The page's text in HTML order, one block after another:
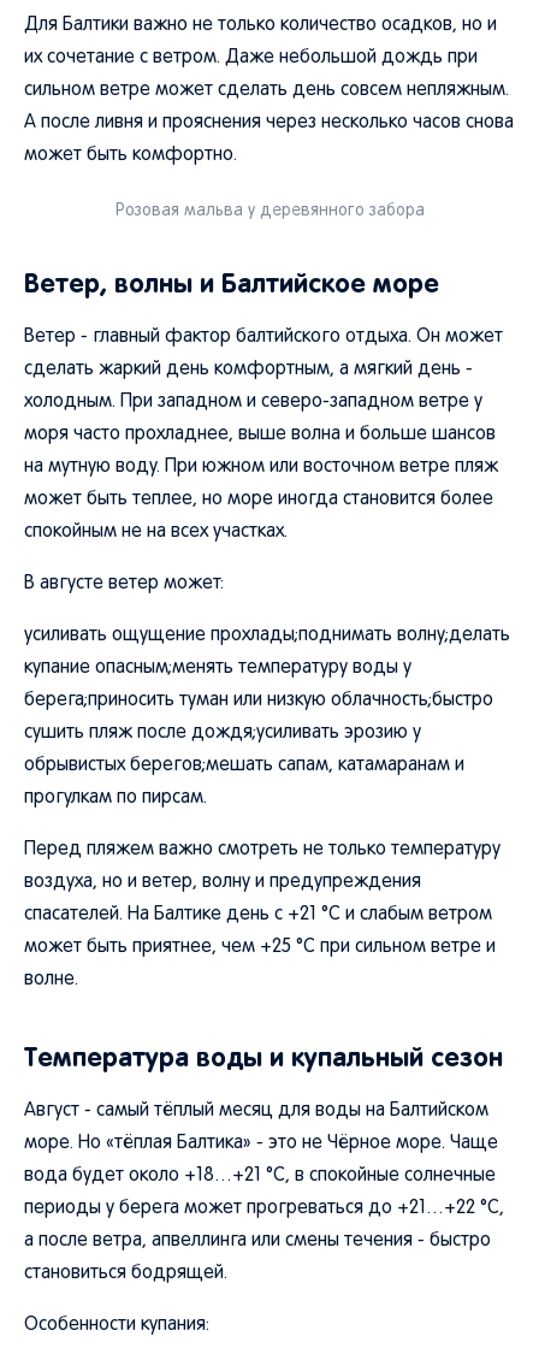
Для Балтики важно не только количество осадков, но и
их сочетание с ветром. Даже небольшой дождь при
сильном ветре может сделать день совсем непляжным.
А после ливня и прояснения через несколько часов снова
может быть комфортно.
Розовая мальва у деревянного забора
Ветер, волны и Балтийское море
Ветер - главный фактор балтийского отдыха. Он может
сделать жаркий день комфортным, а мягкий день -
холодным. При западном и северо-западном ветре у
моря часто прохладнее, выше волна и больше шансов
на мутную воду. При южном или восточном ветре пляж
может быть теплее, но море иногда становится более
спокойным не на всех участках.
В августе ветер может:
усиливать ощущение прохлады;поднимать волну;делать
купание опасным;менять температуру воды у
берега;приносить туман или низкую облачность;быстро
сушить пляж после дождя;усиливать эрозию у
обрывистых берегов;мешать сапам, катамаранам и
прогулкам по пирсам.
Перед пляжем важно смотреть не только температуру
воздуха, но и ветер, волну и предупреждения
спасателей. На Балтике день с +21 °C и слабым ветром
может быть приятнее, чем +25 °C при сильном ветре и
волне.
Температура воды и купальный сезон
Август - самый тёплый месяц для воды на Балтийском
море. Но «тёплая Балтика» - это не Чёрное море. Чаще
вода будет около +18…+21 °C, в спокойные солнечные
периоды у берега может прогреваться до +21…+22 °C,
а после ветра, апвеллинга или смены течения - быстро
становиться бодрящей.
Особенности купания: